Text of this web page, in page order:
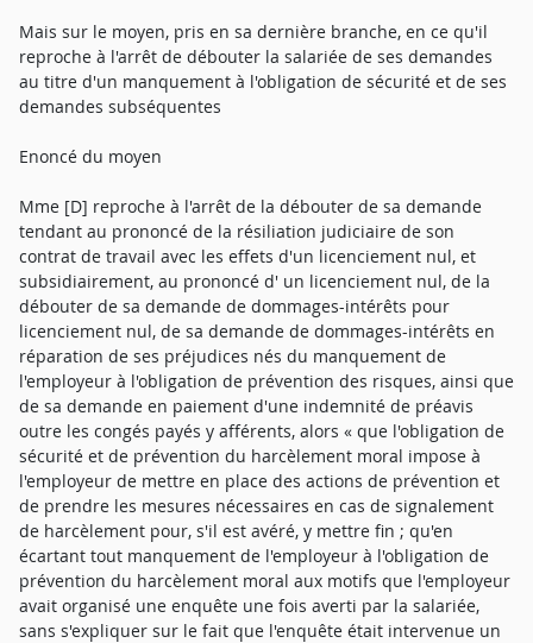
Mais sur le moyen, pris en sa dernière branche, en ce qu'il
reproche à l'arrêt de débouter la salariée de ses demandes
au titre d'un manquement à l'obligation de sécurité et de ses
demandes subséquentes
Enoncé du moyen
Mme [D] reproche à l'arrêt de la débouter de sa demande
tendant au prononcé de la résiliation judiciaire de son
contrat de travail avec les effets d'un licenciement nul, et
subsidiairement, au prononcé d' un licenciement nul, de la
débouter de sa demande de dommages-intérêts pour
licenciement nul, de sa demande de dommages-intérêts en
réparation de ses préjudices nés du manquement de
l'employeur à l'obligation de prévention des risques, ainsi que
de sa demande en paiement d'une indemnité de préavis
outre les congés payés y afférents, alors « que l'obligation de
sécurité et de prévention du harcèlement moral impose à
l'employeur de mettre en place des actions de prévention et
de prendre les mesures nécessaires en cas de signalement
de harcèlement pour, s'il est avéré, y mettre fin ; qu'en
écartant tout manquement de l'employeur à l'obligation de
prévention du harcèlement moral aux motifs que l'employeur
avait organisé une enquête une fois averti par la salariée,
sans s'expliquer sur le fait que l'enquête était intervenue un